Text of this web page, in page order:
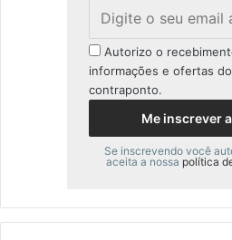
Autorizo o
informações e ofertas
contraponto.
Se inscrevendo você
aceita a nossa política